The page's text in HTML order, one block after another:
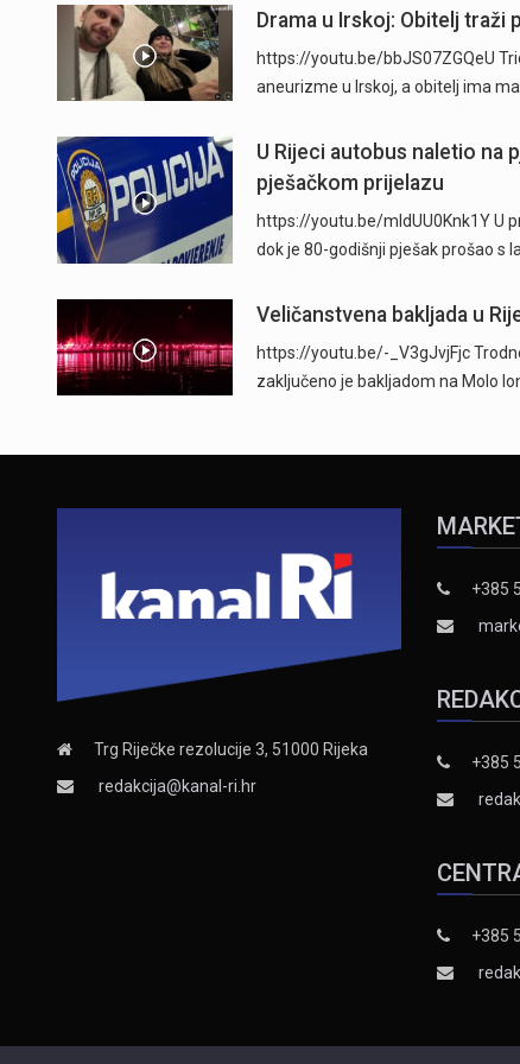
Drama u Irskoj: Obitelj traži
https://youtu.be/bbJS07ZGQeU
aneurizme u Irskoj, a obitelj ima
U Rijeci autobus naletio na
pješačkom prijelazu
https://youtu.be/mldUU0Knk1Y U
dok je 80-godišnji pješak prošao s
Veličanstvena bakljada u
https://youtu.be/-_V3gJvjFjc
zaključeno je bakljadom na Molo
Trg Riječke rezolucije 3, 51000 Rijeka
redakcija@kanal-ri.hr
+385
+385
+385